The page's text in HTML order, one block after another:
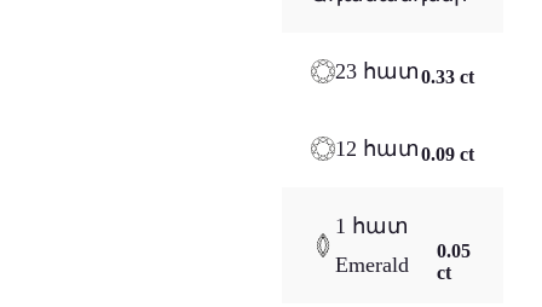
23 հատ0.33 ct
12 հատ0.09 ct
1 հատ
Emerald
0.05
ct